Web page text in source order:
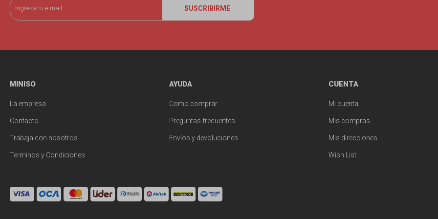
SUSCRIBIRME
MINISO
La empresa
Contacto
Trabaja con nosotros
Terminos y Condiciones
AYUDA
Como comprar
Preguntas frecuentes
Envíos y devoluciones
CUENTA
Mi cuenta
Mis compras
Mis direcciones
Wish List